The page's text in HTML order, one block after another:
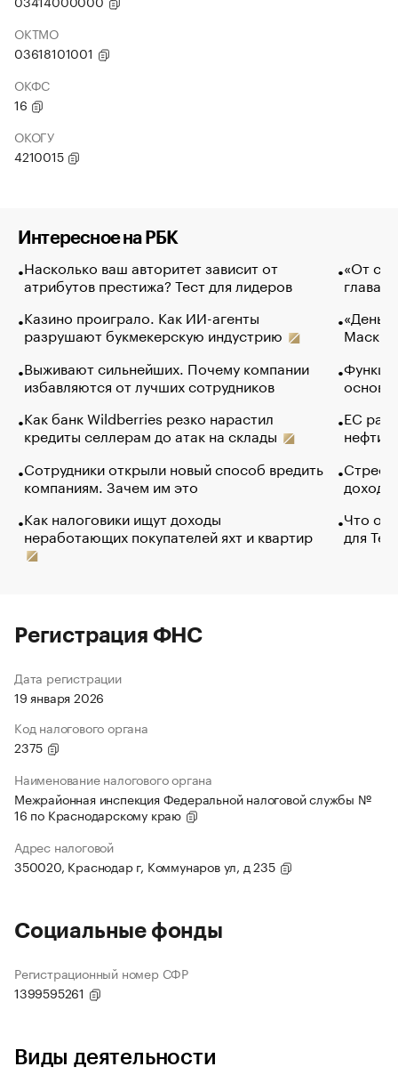
ОКТМО
03618101001
ОКФС
16
ОКОГУ
4210015
Интересное на РБК
Насколько ваш авторитет зависит от
атрибутов престижа? Тест для лидеров
Казино проиграло. Как ИИ-агенты
разрушают букмекерскую индустрию
Выживают сильнейших. Почему компании
избавляются от лучших сотрудников
Как банк Wildberries резко нарастил
кредиты селлерам до атак на склады
Сотрудники открыли новый способ вредить
компаниям. Зачем им это
Как налоговики ищут доходы
неработающих покупателей яхт и квартир
«От
глава
Маск в
основ
ЕС
нефти
Что
для
Регистрация ФНС
Дата регистрации
19 января 2026
Код налогового органа
2375
Наименование налогового органа
Межрайонная инспекция Федеральной налоговой службы №
16 по Краснодарскому краю
Адрес налоговой
350020, Краснодар г, Коммунаров ул, д 235
Социальные фонды
Регистрационный номер СФР
1399595261
Виды деятельности